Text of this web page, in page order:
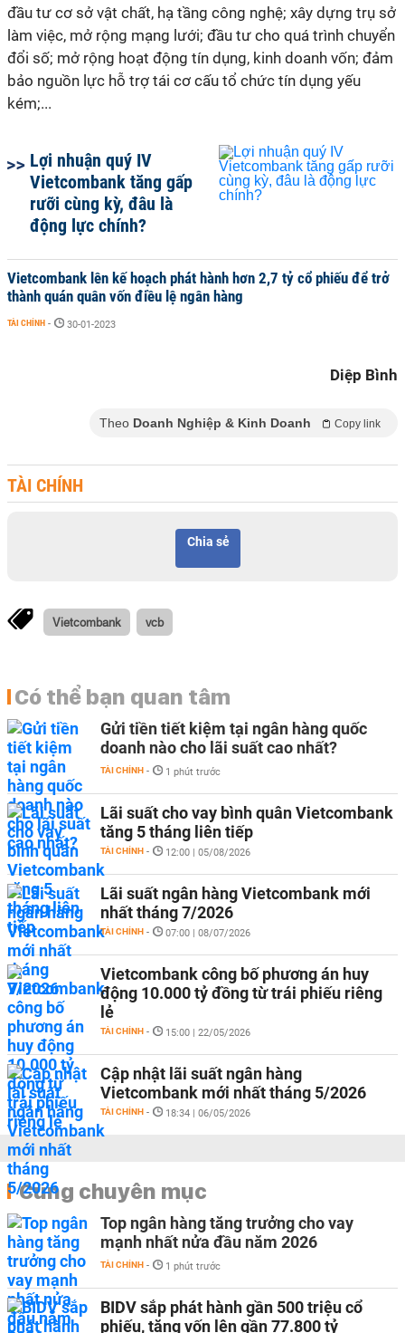
đầu tư cơ sở vật chất, hạ tầng công nghệ; xây dựng trụ sở
làm việc, mở rộng mạng lưới; đầu tư cho quá trình chuyển
đổi số; mở rộng hoạt động tín dụng, kinh doanh vốn; đảm
bảo nguồn lực hỗ trợ tái cơ cấu tổ chức tín dụng yếu
kém;...
Lợi nhuận quý IV
Vietcombank tăng gấp
rưỡi cùng kỳ, đâu là
động lực chính?
Vietcombank lên kế hoạch phát hành hơn 2,7 tỷ cổ phiếu để trở
thành quán quân vốn điều lệ ngân hàng
TÀI CHÍNH - 30-01-2023
Diệp Bình
Theo Doanh Nghiệp & Kinh Doanh Copy link
TÀI CHÍNH
Chia sẻ
Vietcombank vcb
Có thể bạn quan tâm
Gửi tiền tiết kiệm tại ngân hàng quốc
doanh nào cho lãi suất cao nhất?
TÀI CHÍNH - 1 phút trước
Lãi suất cho vay bình quân Vietcombank
tăng 5 tháng liên tiếp
TÀI CHÍNH - 12:00 | 05/08/2026
Lãi suất ngân hàng Vietcombank mới
nhất tháng 7/2026
TÀI CHÍNH - 07:00 | 08/07/2026
Vietcombank công bố phương án huy
động 10.000 tỷ đồng từ trái phiếu riêng
lẻ
TÀI CHÍNH - 15:00 | 22/05/2026
Cập nhật lãi suất ngân hàng
Vietcombank mới nhất tháng 5/2026
TÀI CHÍNH - 18:34 | 06/05/2026
Cùng chuyên mục
Top ngân hàng tăng trưởng cho vay
mạnh nhất nửa đầu năm 2026
TÀI CHÍNH - 1 phút trước
BIDV sắp phát hành gần 500 triệu cổ
phiếu, tăng vốn lên gần 77.800 tỷ